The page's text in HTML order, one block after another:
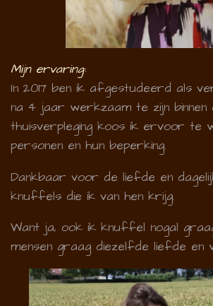
Mijn ervaring:
In 2017 ben ik afgestudeerd als
na 4 jaar werkzaam te zijn binnen
thuisverpleging koos ik ervoor te
personen en hun beperking.
Dankbaar voor de liefde en
knuffels die ik van hen krijg.
Want ja, ook ik knuffel nogal
mensen graag diezelfde liefde en